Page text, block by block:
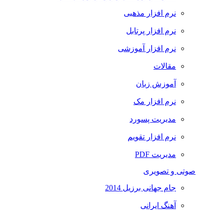
نرم افزار مذهبی
نرم افزار پرتابل
نرم افزار آموزشی
مقالات
آموزش زبان
نرم افزار مک
مدیریت پسورد
نرم افزار تقویم
مدیریت PDF
صوتی و تصویری
جام جهانی برزیل 2014
آهنگ ایرانی